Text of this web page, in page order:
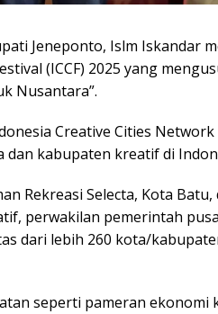
Jeneponto, Islm Iskandar
(ICCF) 2025 yang
Nusantara”.
Creative Cities Network
kabupaten kreatif di
Rekreasi Selecta, Kota
perwakilan pemerintah
dari lebih 260 kota/
seperti pameran ekonomi